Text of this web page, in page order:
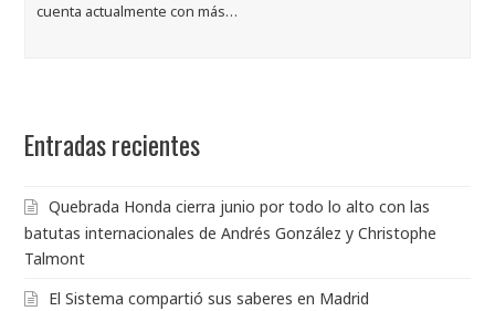
cuenta actualmente con más…
Entradas recientes
Quebrada Honda cierra junio por todo lo alto con las
batutas internacionales de Andrés González y Christophe
Talmont
El Sistema compartió sus saberes en Madrid